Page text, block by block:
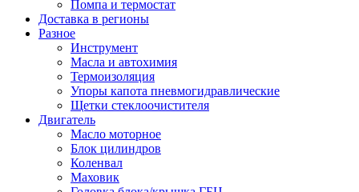
Помпа и термостат
Доставка в регионы
Разное
Инструмент
Масла и автохимия
Термоизоляция
Упоры капота пневмогидравлические
Щетки стеклоочистителя
Двигатель
Масло моторное
Блок цилиндров
Коленвал
Маховик